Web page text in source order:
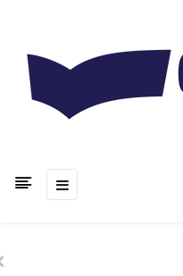
Toggle
navigation
☰